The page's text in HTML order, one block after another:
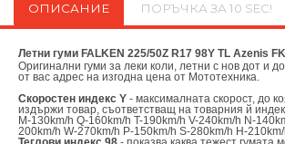
ОПИСАНИЕ ПОРЪЧКА ЗА 10 SEC!
Летни гуми FALKEN 225/50Z R17 98Y TL Azenis
Оригинални гуми за леки коли, летни с нов дот и
от вас адрес на изгодна цена от Мототехника.
Скоростен индекс Y - максималната скорост, до
издържи товар, съответстващ на товарния й
M-130km/h Q-160km/h T-190km/h V-240km/h N-
200km/h W-270km/h P-150km/h S-280km/h H-